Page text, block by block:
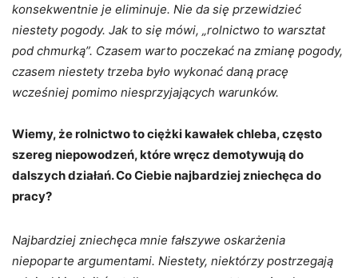
konsekwentnie je eliminuje. Nie da się przewidzieć
niestety pogody. Jak to się mówi, „rolnictwo to warsztat
pod chmurką”. Czasem warto poczekać na zmianę pogody,
czasem niestety trzeba było wykonać daną pracę
wcześniej pomimo niesprzyjających warunków.
Wiemy, że rolnictwo to ciężki kawałek chleba, często
szereg niepowodzeń, które wręcz demotywują do
dalszych działań. Co Ciebie najbardziej zniechęca do
pracy?
Najbardziej zniechęca mnie fałszywe oskarżenia
niepoparte argumentami. Niestety, niektórzy postrzegają